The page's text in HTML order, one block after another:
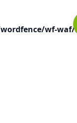
wordfence/wf-